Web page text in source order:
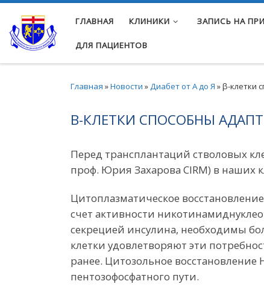
Перейти к содержимому
ГЛАВНАЯ КЛИНИКИ ЗАПИСЬ НА
ДЛЯ ПАЦИЕНТОВ
Главная »Новости »Диабет от А до Я »β-клетки
Β-КЛЕТКИ СПОСОБНЫ
Перед трансплантаций стволовых
проф. Юрия Захарова СIRM) в наших
Цитоплазматическое
счет активности
секрецией инсулина, необходимы
клетки удовлетворяют эти
ранее. Цитозольное
пентозофосфатного пути.